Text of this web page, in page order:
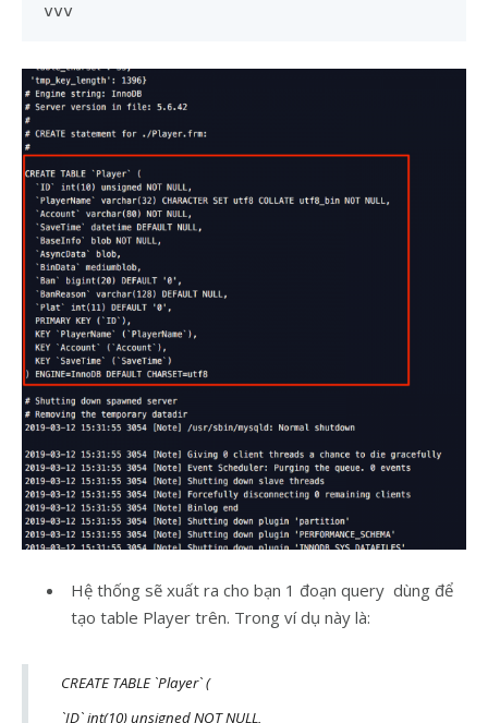
vvv
Hệ thống sẽ xuất ra cho bạn 1 đoạn query dùng để
tạo table Player trên. Trong ví dụ này là:
CREATE TABLE `Player` (
`ID` int(10) unsigned NOT NULL,